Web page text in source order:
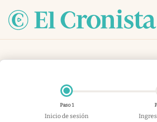
Paso 1
Inicio de sesión